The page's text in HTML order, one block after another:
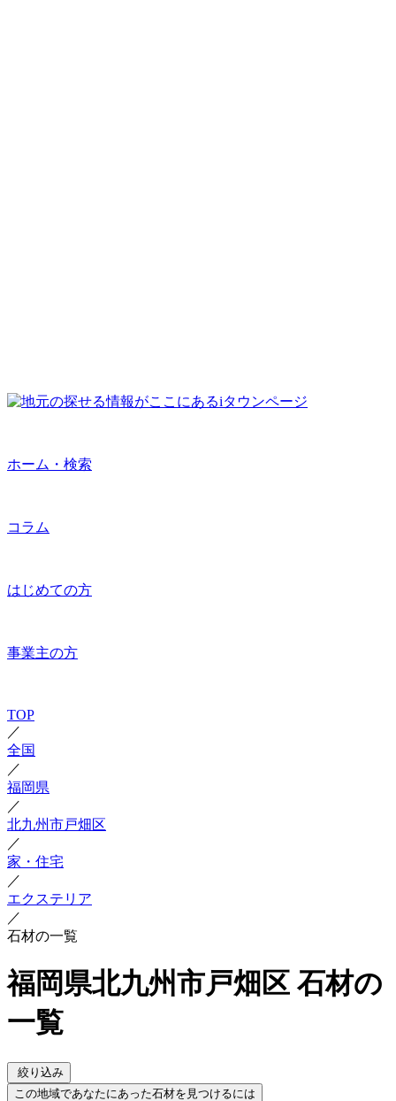
ホーム・検索
コラム
はじめての方
事業主の方
TOP
／
全国
／
福岡県
／
北九州市戸畑区
／
家・住宅
／
エクステリア
／
石材の一覧
福岡県北九州市戸畑区 石材の
一覧
絞り込み
この地域であなたにあった石材を見つけるには